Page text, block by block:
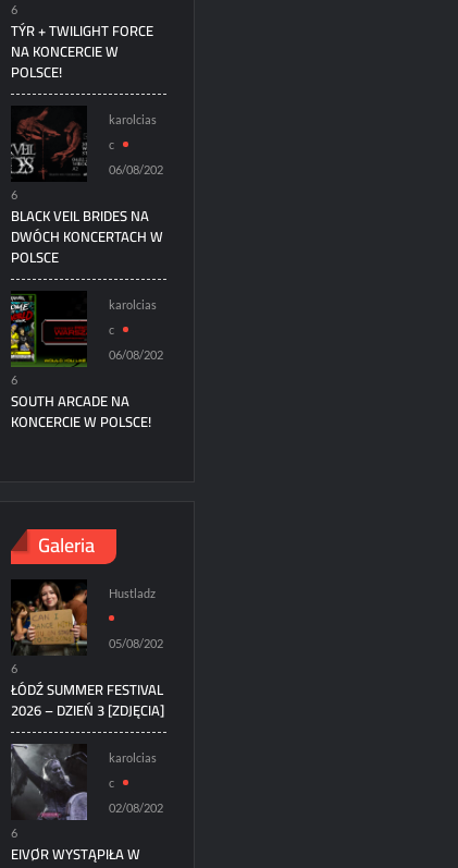
6
TÝR + TWILIGHT FORCE
NA KONCERCIE W
POLSCE!
karolcias
c
06/08/202
6
BLACK VEIL BRIDES NA
DWÓCH KONCERTACH W
POLSCE
karolcias
c
06/08/202
6
SOUTH ARCADE NA
KONCERCIE W POLSCE!
Galeria
Hustladz
05/08/202
6
ŁÓDŹ SUMMER FESTIVAL
2026 – DZIEŃ 3 [ZDJĘCIA]
karolcias
c
02/08/202
6
EIVØR WYSTĄPIŁA W